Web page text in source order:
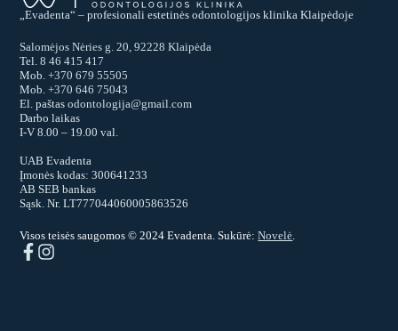
„Evadenta“ – profesionali estetinės odontologijos klinika Klaipėdoje
Salomėjos Nėries g. 20, 92228 Klaipėda
Tel.8 46 415 417
Mob.+370 679 55505
Mob.+370 646 75043
El. paštasodontologija@gmail.com
Darbo laikas
I-V 8.00 – 19.00 val.
UAB Evadenta
Įmonės kodas: 300641233
AB SEB bankas
Sąsk. Nr. LT777044060005863526
Visos teisės saugomos © 2024 Evadenta. Sukūrė:Novelė.